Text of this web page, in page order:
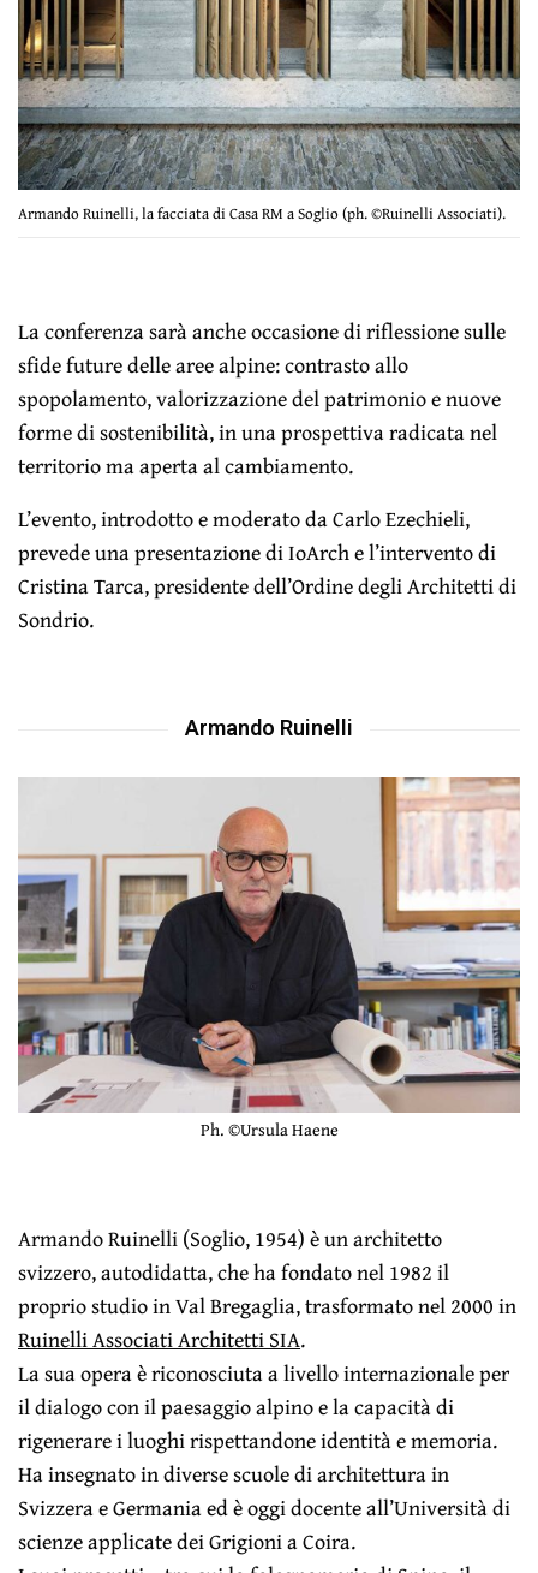
Armando Ruinelli, la facciata di Casa RM a Soglio (ph. ©Ruinelli Associati).
La conferenza sarà anche occasione di riflessione sulle
sfide future delle aree alpine: contrasto allo
spopolamento, valorizzazione del patrimonio e nuove
forme di sostenibilità, in una prospettiva radicata nel
territorio ma aperta al cambiamento.
L’evento, introdotto e moderato da Carlo Ezechieli,
prevede una presentazione di IoArch e l’intervento di
Cristina Tarca, presidente dell’Ordine degli Architetti di
Sondrio.
Armando Ruinelli
Ph. ©Ursula Haene
Armando Ruinelli (Soglio, 1954) è un architetto
svizzero, autodidatta, che ha fondato nel 1982 il
proprio studio in Val Bregaglia, trasformato nel 2000 in
Ruinelli Associati Architetti SIA.
La sua opera è riconosciuta a livello internazionale per
il dialogo con il paesaggio alpino e la capacità di
rigenerare i luoghi rispettandone identità e memoria.
Ha insegnato in diverse scuole di architettura in
Svizzera e Germania ed è oggi docente all’Università di
scienze applicate dei Grigioni a Coira.